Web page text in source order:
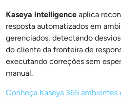
Kaseya Intelligence aplica
resposta automatizados em
gerenciados, detectando
do cliente da fronteira de
executando correções sem
manual.
Conheça Kaseya 365